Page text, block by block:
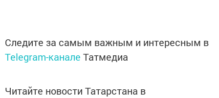
Следите за самым важным и интересным в
Telegram-канале Татмедиа
Читайте новости Татарстана в